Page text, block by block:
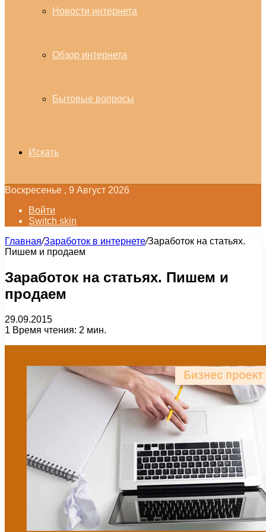
Новости интернета
Обзор интернета
Бытовые вопросы
Искать
Воскресенье , 9 Август 2026
Войти
Switch skin
Главная/Заработок в интернете/Заработок на статьях.
Пишем и продаем
Заработок на статьях. Пишем и
продаем
29.09.2015
1 Время чтения: 2 мин.